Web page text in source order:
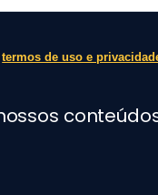
termos de uso e